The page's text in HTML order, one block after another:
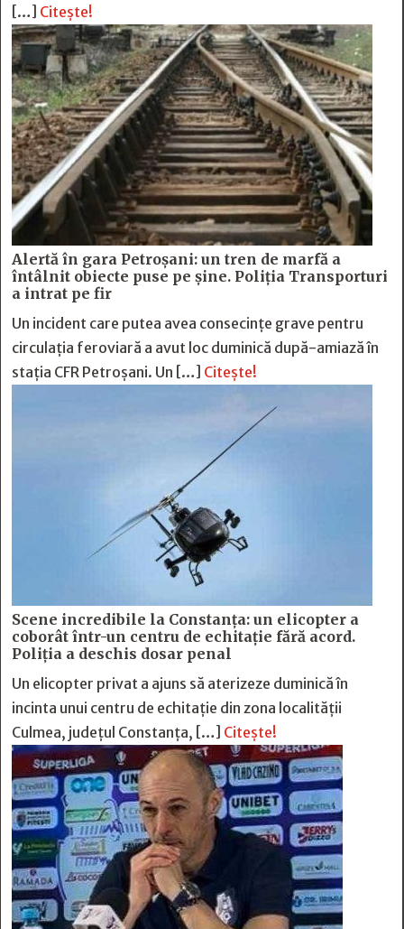
[…] Citește!
Alertă în gara Petroșani: un tren de marfă a
întâlnit obiecte puse pe șine. Poliția Transporturi
a intrat pe fir
Un incident care putea avea consecințe grave pentru
circulația feroviară a avut loc duminică după-amiază în
stația CFR Petroșani. Un […] Citește!
Scene incredibile la Constanța: un elicopter a
coborât într-un centru de echitație fără acord.
Poliția a deschis dosar penal
Un elicopter privat a ajuns să aterizeze duminică în
incinta unui centru de echitație din zona localității
Culmea, județul Constanța, […] Citește!